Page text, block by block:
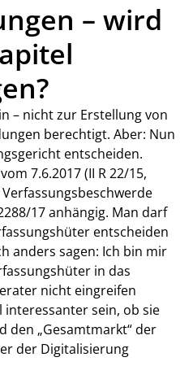
– wird
– nicht zur Erstellung von
berechtigt. Aber: Nun
entscheiden.
7.6.2017 (II R 22/15,
Verfassungsbeschwerde
17 anhängig. Man darf
entscheiden
anders sagen: Ich bin mir
in das
nicht eingreifen
sein, ob sie
den „Gesamtmarkt“ der
der Digitalisierung